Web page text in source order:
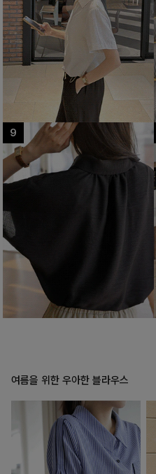
여름을 위한 우아한 블라우스